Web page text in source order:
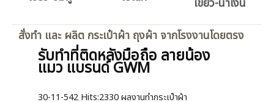
สั่งทำ และ ผลิต กระเป๋าผ้า ถุงผ้า จากโรงงานโดยตรง
รับทำที่ติดหลังมือถือ ลายน้อง
แมว แบรนด์ GWM
30-11-542 Hits:2330 ผลงานทำกระเป๋าผ้า